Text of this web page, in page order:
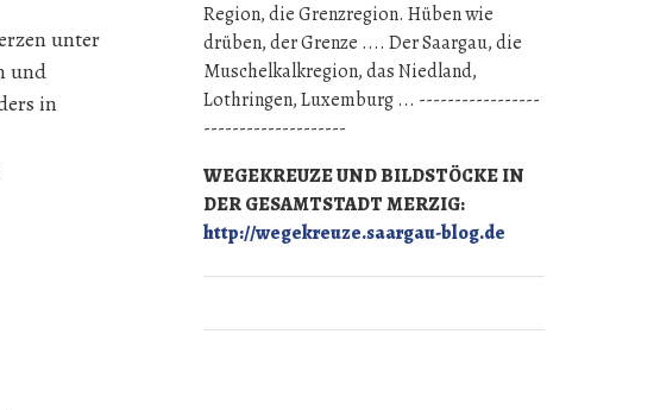
unter
und
in
Region, die Grenzregion. Hüben wie
drüben, der Grenze .... Der Saargau, die
Muschelkalkregion, das Niedland,
Lothringen, Luxemburg ... -----------------
--------------------
WEGEKREUZE UND BILDSTÖCKE IN
DER GESAMTSTADT MERZIG:
http://wegekreuze.saargau-blog.de